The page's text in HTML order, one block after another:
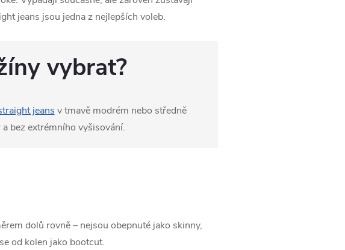
jeans jsou jedna z nejlepších voleb.
vybrat?
jeans v tmavě modrém nebo středně
bez extrémního vyšisování.
dolů rovně – nejsou obepnuté jako skinny,
od kolen jako bootcut.